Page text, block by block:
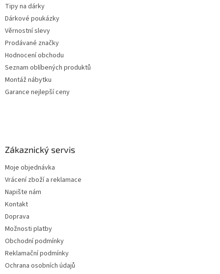
Tipy na dárky
Dárkové poukázky
Věrnostní slevy
Prodávané značky
Hodnocení obchodu
Seznam oblíbených produktů
Montáž nábytku
Garance nejlepší ceny
Zákaznický servis
Moje objednávka
Vrácení zboží a reklamace
Napište nám
Kontakt
Doprava
Možnosti platby
Obchodní podmínky
Reklamační podmínky
Ochrana osobních údajů